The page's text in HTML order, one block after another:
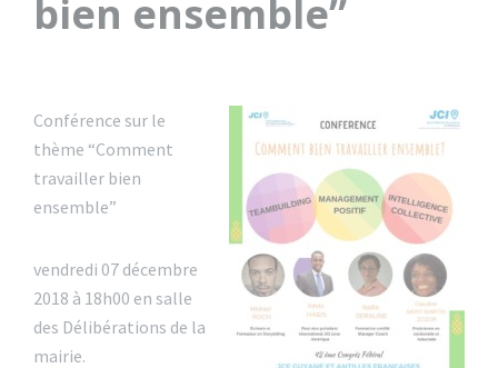
bien ensemble”
Conférence sur le
thème “Comment
travailler bien
ensemble”
vendredi 07 décembre
2018 à 18h00 en salle
des Délibérations de la
mairie.